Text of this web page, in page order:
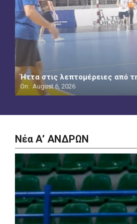
Διακρίθηκε ο Φτερακίδης
On: August 5, 2026
Νέα Α’ ΑΝΔΡΩΝ